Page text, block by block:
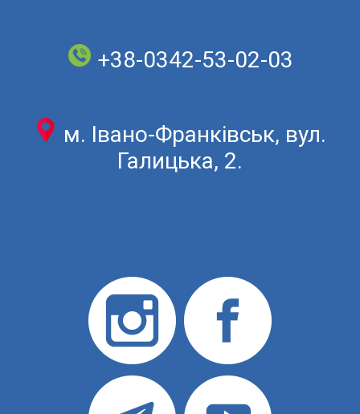
+38-0342-53-02-03
м. Івано-Франківськ, вул.
Галицька, 2.